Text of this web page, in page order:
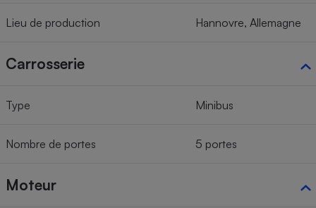
Lieu de production Hannovre, Allemagne
Carrosserie
Type Minibus
Nombre de portes 5 portes
Moteur